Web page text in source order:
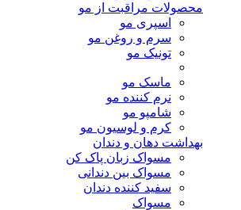
محصولات مراقبت از مو
اسپری مو
سرم و روغن مو
تونیک مو
ماسک مو
نرم کننده مو
شامپو مو
کرم و لوسیون مو
بهداشت دهان و دندان
مسواک زبان پاک کن
مسواک بین دندانی
سفید کننده دندان
مسواک